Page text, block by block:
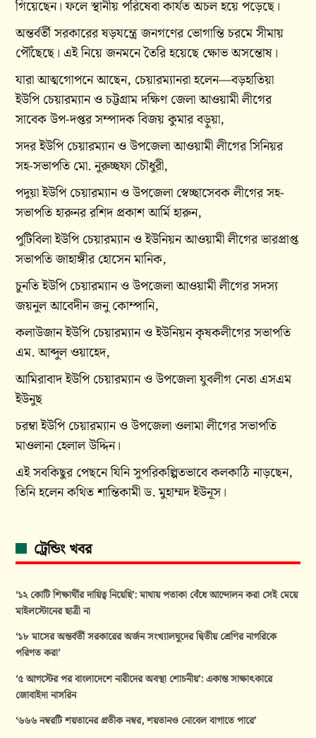
গিয়েছেন। ফলে স্থানীয় পরিষেবা কার্যত অচল হয়ে পড়েছে।
অন্তর্বর্তী সরকারের ষড়যন্ত্রে জনগণের ভোগান্তি চরমে সীমায়
পৌঁছেছে। এই নিয়ে জনমনে তৈরি হয়েছে ক্ষোভ অসন্তোষ।
যারা আত্মগোপনে আছেন, চেয়ারম্যানরা হলেন—বড়হাতিয়া
ইউপি চেয়ারম্যান ও চট্টগ্রাম দক্ষিণ জেলা আওয়ামী লীগের
সাবেক উপ-দপ্তর সম্পাদক বিজয় কুমার বড়ুয়া,
সদর ইউপি চেয়ারম্যান ও উপজেলা আওয়ামী লীগের সিনিয়র
সহ-সভাপতি মো. নুরুচ্ছফা চৌধুরী,
পদুয়া ইউপি চেয়ারম্যান ও উপজেলা স্বেচ্ছাসেবক লীগের সহ-
সভাপতি হারুনর রশিদ প্রকাশ আর্মি হারুন,
পুটিবিলা ইউপি চেয়ারম্যান ও ইউনিয়ন আওয়ামী লীগের ভারপ্রাপ্ত
সভাপতি জাহাঙ্গীর হোসেন মানিক,
চুনতি ইউপি চেয়ারম্যান ও উপজেলা আওয়ামী লীগের সদস্য
জয়নুল আবেদীন জনু কোম্পানি,
কলাউজান ইউপি চেয়ারম্যান ও ইউনিয়ন কৃষকলীগের সভাপতি
এম. আব্দুল ওয়াহেদ,
আমিরাবাদ ইউপি চেয়ারম্যান ও উপজেলা যুবলীগ নেতা এসএম
ইউনুছ
চরম্বা ইউপি চেয়ারম্যান ও উপজেলা ওলামা লীগের সভাপতি
মাওলানা হেলাল উদ্দিন।
এই সবকিছুর পেছনে যিনি সুপরিকল্পিতভাবে কলকাঠি নাড়ছেন,
তিনি হলেন কথিত শান্তিকামী ড. মুহাম্মদ ইউনূস।
ট্রেন্ডিং খবর
‘১২ কোটি শিক্ষার্থীর দায়িত্ব নিয়েছি’: মাথায় পতাকা বেঁধে আন্দোলন করা সেই মেয়ে
মাইলস্টোনের ছাত্রী না
‘১৮ মাসের অন্তর্বর্তী সরকারের অর্জন সংখ্যালঘুদের দ্বিতীয় শ্রেণির নাগরিকে
পরিণত করা’
‘৫ আগস্টের পর বাংলাদেশে নারীদের অবস্থা শোচনীয়’: একান্ত সাক্ষাৎকারে
জোবাইদা নাসরিন
‘৬৬৬ নম্বরটি শয়তানের প্রতীক নম্বর, শয়তানও নোবেল বাগাতে পারে’